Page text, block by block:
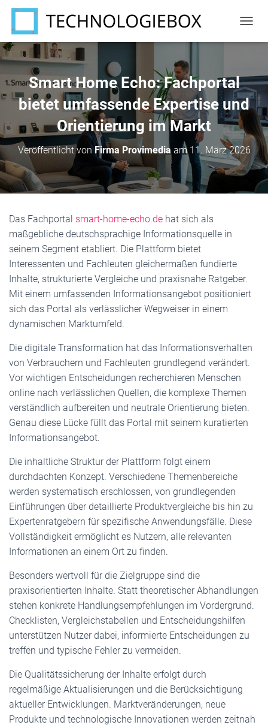
A
G
A
T
I
N
M
H
Smart Home Echo: Fachportal
bietet umfassende Expertise und
Orientierung im Markt
Veröffentlicht vonFirma Provimediaam11. März 2026
Das Fachportal smart-home-echo.de hat sich als
maßgebliche deutschsprachige Informationsquelle in
seinem Segment etabliert. Die Plattform bietet
Interessenten und Fachleuten gleichermaßen fundierte
Inhalte, strukturierte Vergleiche und praxisnahe Ratgeber.
Mit einem umfassenden Informationsangebot positioniert
sich das Portal als verlässlicher Wegweiser in einem
dynamischen Marktumfeld.
Die digitale Transformation hat das Informationsverhalten
von Verbrauchern und Fachleuten grundlegend verändert.
Vor wichtigen Entscheidungen recherchieren Menschen
online nach verlässlichen Quellen, die komplexe Themen
verständlich aufbereiten und neutrale Orientierung bieten.
Genau diese Lücke füllt das Portal mit seinem kuratierten
Informationsangebot.
Die inhaltliche Struktur der Plattform folgt einem
durchdachten Konzept. Verschiedene Themenbereiche
werden systematisch erschlossen, von grundlegenden
Einführungen über detaillierte Produktvergleiche bis hin zu
Expertenratgebern für spezifische Anwendungsfälle. Diese
Vollständigkeit ermöglicht es Nutzern, alle relevanten
Informationen an einem Ort zu finden.
Besonders wertvoll für die Zielgruppe sind die
praxisorientierten Inhalte. Statt theoretischer Abhandlungen
stehen konkrete Handlungsempfehlungen im Vordergrund.
Checklisten, Vergleichstabellen und Entscheidungshilfen
unterstützen Nutzer dabei, informierte Entscheidungen zu
treffen und typische Fehler zu vermeiden.
Die Qualitätssicherung der Inhalte erfolgt durch
regelmäßige Aktualisierungen und die Berücksichtigung
aktueller Entwicklungen. Marktveränderungen, neue
Produkte und technologische Innovationen werden zeitnah